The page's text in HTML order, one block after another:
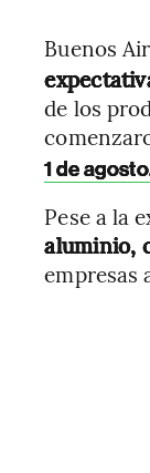
Buenos
de los
1 de
Pese a la
aluminio,
empresas